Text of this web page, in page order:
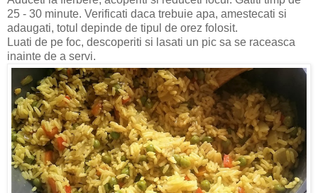
25 - 30 minute. Verificati daca trebuie apa, amestecati si
adaugati, totul depinde de tipul de orez folosit.
Luati de pe foc, descoperiti si lasati un pic sa se raceasca
inainte de a servi.